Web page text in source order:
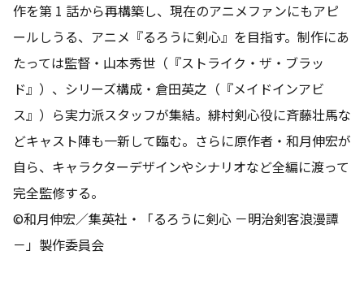
作を第 1 話から再構築し、現在のアニメファンにもアピ
ールしうる、アニメ『るろうに剣心』を目指す。制作にあ
たっては監督・山本秀世（『ストライク・ザ・ブラッ
ド』）、シリーズ構成・倉田英之（『メイドインアビ
ス』）ら実力派スタッフが集結。緋村剣心役に斉藤壮馬な
どキャスト陣も一新して臨む。さらに原作者・和月伸宏が
自ら、キャラクターデザインやシナリオなど全編に渡って
完全監修する。
©和月伸宏／集英社・「るろうに剣心 －明治剣客浪漫譚
－」製作委員会